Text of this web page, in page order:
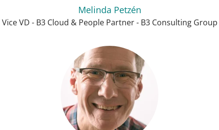
Melinda Petzén
Vice VD - B3 Cloud & People Partner - B3 Consulting Group